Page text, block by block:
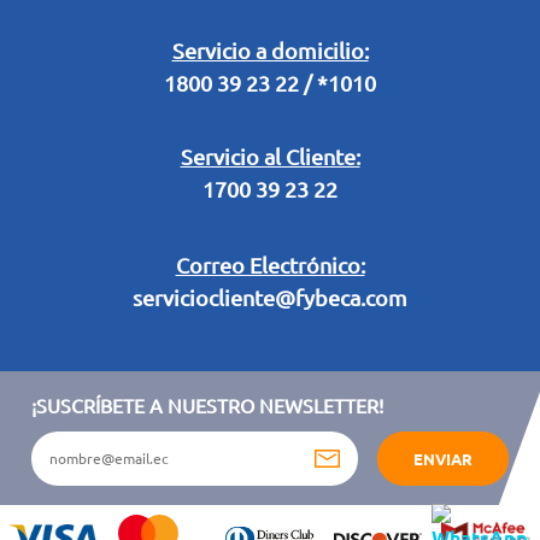
Servicio a domicilio:
1800 39 23 22 / *1010
Servicio al Cliente:
1700 39 23 22
Correo Electrónico:
serviciocliente@fybeca.com
Legal Campaña Produbanco
Términos y condiciones sorteo partido de fútbol "Tu ídolo"
¡SUSCRÍBETE A NUESTRO NEWSLETTER!
ENVIAR